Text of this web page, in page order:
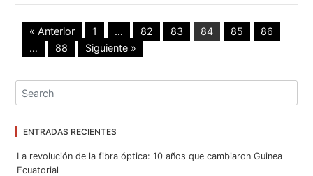
« Anterior 1 … 82 83 84 85
86
…
88 Siguiente »
ENTRADAS RECIENTES
La revolución de la fibra óptica: 10 años que cambiaron Guinea
Ecuatorial